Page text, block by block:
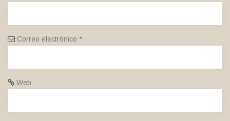
Correo electrónico *
Web